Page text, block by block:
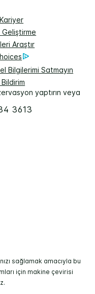
Araştır
Bilgilerimi Satmayın
yaptırın veya
3613
sağlamak amacıyla bu
için makine çevirisi